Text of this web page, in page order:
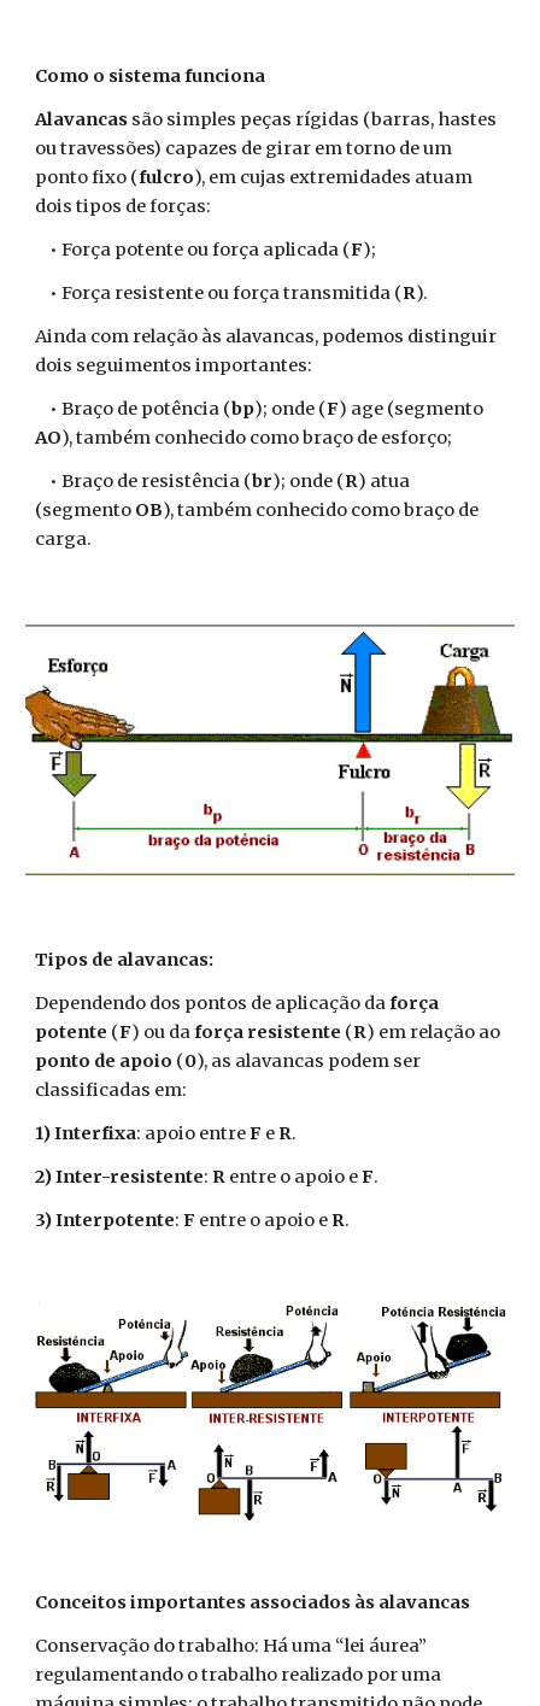
Como o sistema funciona
Alavancas são simples peças rígidas (barras, hastes
ou travessões) capazes de girar em torno de um
ponto fixo (fulcro), em cujas extremidades atuam
dois tipos de forças:
• Força potente ou força aplicada (F);
• Força resistente ou força transmitida (R).
Ainda com relação às alavancas, podemos distinguir
dois seguimentos importantes:
• Braço de potência (bp); onde (F) age (segmento
AO), também conhecido como braço de esforço;
• Braço de resistência (br); onde (R) atua
(segmento OB), também conhecido como braço de
carga.
Tipos de alavancas:
Dependendo dos pontos de aplicação daforça
potente (F) ou daforça resistente (R) em relação ao
ponto de apoio (0), as alavancas podem ser
classificadas em:
1) Interfixa: apoio entreF e R.
2) Inter-resistente: R entre o apoio eF.
3) Interpotente:F entre o apoio e R.
Conceitos importantes associados às alavancas
Conservação do trabalho: Há uma “lei áurea”
regulamentando o trabalho realizado por uma